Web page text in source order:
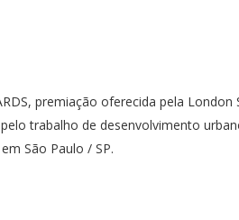
premiação oferecida pela
trabalho de desenvolvimento
São Paulo / SP.